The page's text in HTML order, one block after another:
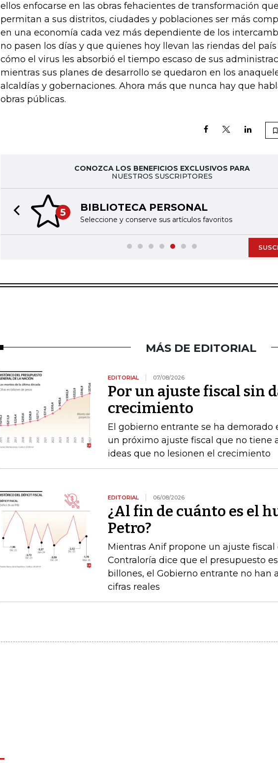
ellos enfocarse en las obras fehacientes de transformación
permitan a sus distritos, ciudades y poblaciones ser más
en una economía cada vez más dependiente de los
no pasen los días y que quienes hoy llevan las riendas del país
cómo el virus les absorbió el tiempo escaso de sus
mientras sus planes de desarrollo se quedaron en los
alcaldías y gobernaciones. Ahora más que nunca hay que
obras públicas.
CONOZCA LOS BENEFICIOS EXCLUSIVOS PARA
NUESTROS SUSCRIPTORES
5 BIBLIOTECA PERSONAL
Seleccione y conserve sus artículos favoritos
Previous slide
MÁS DE EDITORIAL
EDITORIAL 07/08/2026
Por un ajuste fiscal sin
crecimiento
El gobierno entrante se ha demorado
un próximo ajuste fiscal que no tiene
ideas que no lesionen el crecimiento
EDITORIAL 06/08/2026
¿Al fin de cuánto es el
Petro?
Mientras Anif propone un ajuste fiscal
Contraloría dice que el presupuesto
billones, el Gobierno entrante no han
cifras reales